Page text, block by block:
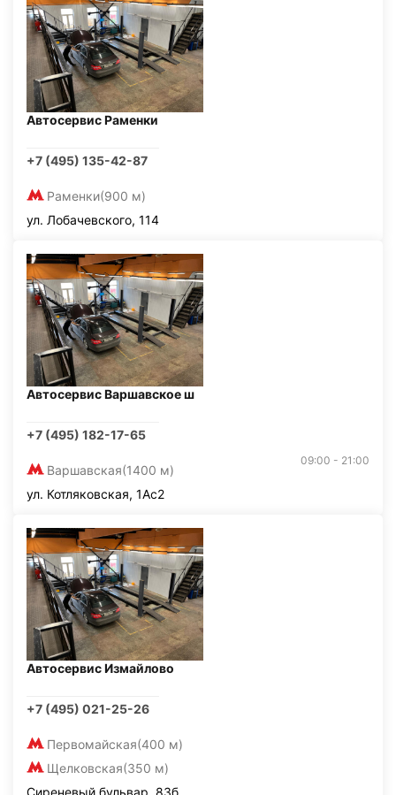
Автосервис Раменки
+7 (495) 135-42-87
Раменки(900 м)
ул. Лобачевского, 114
Автосервис Варшавское ш
+7 (495) 182-17-65
Варшавская(1400 м)
09:00 - 21:00
ул. Котляковская, 1Ас2
Автосервис Измайлово
+7 (495) 021-25-26
Первомайская(400 м)
Щелковская(350 м)
Сиреневый бульвар, 83б